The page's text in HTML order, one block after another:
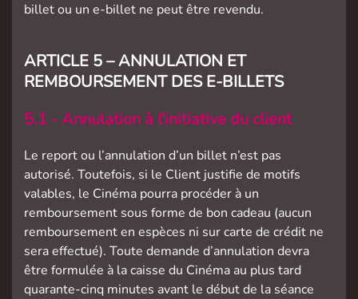
billet ou un e-billet ne peut être revendu.
ARTICLE 5 – ANNULATION ET
REMBOURSEMENT DES E-BILLETS
5.1 - Annulation à l'initiative du client
Le report ou l’annulation d’un billet n’est pas
autorisé. Toutefois, si le Client justifie de motifs
valables, le Cinéma pourra procéder à un
remboursement sous forme de bon cadeau (aucun
remboursement en espèces ni sur carte de crédit ne
sera effectué). Toute demande d’annulation devra
être formulée à la caisse du Cinéma au plus tard
quarante-cinq minutes avant le début de la séance